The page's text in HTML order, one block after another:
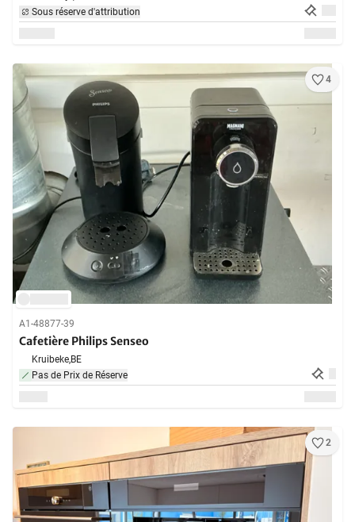
Sous réserve d'attribution
4
A1-48877-39
Cafetière Philips Senseo
Kruibeke,BE
Pas de Prix de Réserve
2